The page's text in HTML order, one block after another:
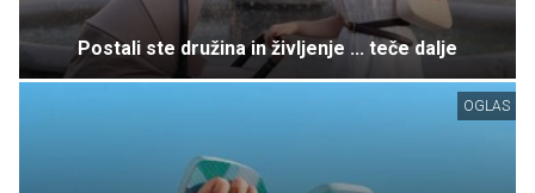
Postali ste družina in življenje ... teče dalje
OGLAS